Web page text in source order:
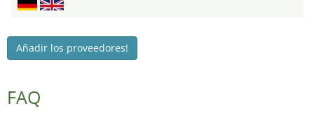
Añadir los proveedores!
FAQ